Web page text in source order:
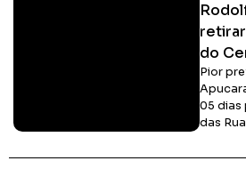
do
Pior
05 dias
das